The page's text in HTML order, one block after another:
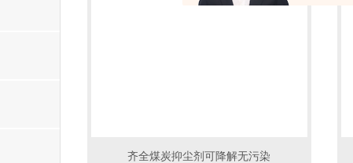
齐全煤炭抑尘剂可降解无污染